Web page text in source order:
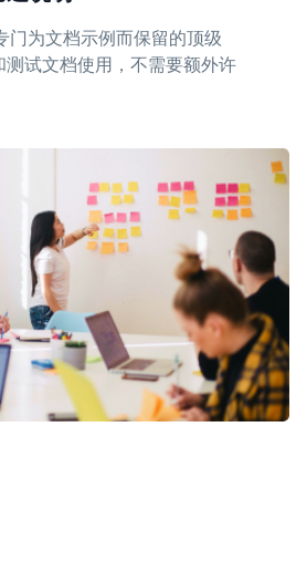
门为文档示例而保留的顶级
试文档使用，不需要额外许